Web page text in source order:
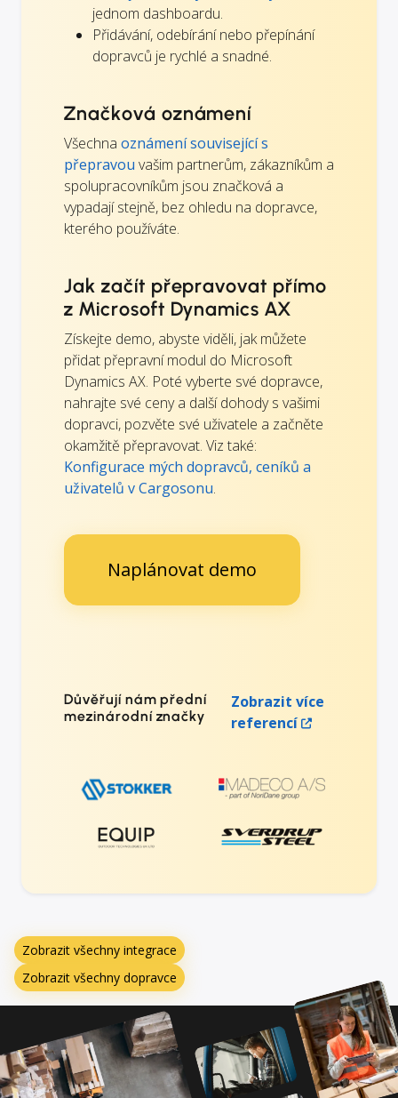
jednom dashboardu.
Přidávání, odebírání nebo přepínání
dopravců je rychlé a snadné.
Značková oznámení
Všechna oznámení související s
přepravou vašim partnerům, zákazníkům a
spolupracovníkům jsou značková a
vypadají stejně, bez ohledu na dopravce,
kterého používáte.
Jak začít přepravovat přímo
z Microsoft Dynamics AX
Získejte demo, abyste viděli, jak můžete
přidat přepravní modul do Microsoft
Dynamics AX. Poté vyberte své dopravce,
nahrajte své ceny a další dohody s vašimi
dopravci, pozvěte své uživatele a začněte
okamžitě přepravovat. Viz také:
Konfigurace mých dopravců, ceníků a
uživatelů v Cargosonu.
Naplánovat demo
Důvěřují nám přední
mezinárodní značky
Zobrazit více
referencí
Zobrazit všechny integrace
Zobrazit všechny dopravce